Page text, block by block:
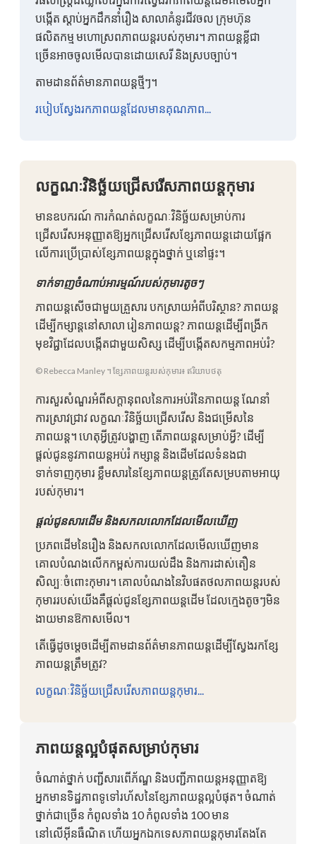
បង្កើត ស្តាប់អ្នកដឹកនាំរឿង សាលាគំនូរជីវចល ក្រុមហ៊ុន
ផលិតកម្ម មហោស្រពភាពយន្តរបស់កុមារ។ ភាពយន្តខ្លីជា
ច្រើនអាចចូលមើលបានដោយសេរី និងស្របច្បាប់។
តាមដានព័ត៌មានភាពយន្តថ្មីៗ។
របៀបស្វែងរកភាពយន្តដែលមានគុណភាព...
លក្ខណៈវិនិច្ឆ័យជ្រើសរើសភាពយន្តកុមារ
មានឧបករណ៍ ការកំណត់លក្ខណៈវិនិច្ឆ័យសម្រាប់ការ
ជ្រើសរើសអនុញ្ញាតឱ្យអ្នកជ្រើសរើសខ្សែភាពយន្តដោយផ្អែក
លើការប្រើប្រាស់ខ្សែភាពយន្តក្នុងថ្នាក់ ឬនៅផ្ទះ។
ទាក់ទាញចំណាប់អារម្មណ៍របស់កុមារតូចៗ
ភាពយន្តសើចជាមួយគ្រួសារ បកស្រាយអំពីបរិស្ថាន? ភាពយន្ត
ដើម្បីកម្សាន្តនៅសាលា រៀនភាពយន្ត? ភាពយន្តដើម្បីពង្រីក
មុខវិជ្ជាដែលបង្កើតជាមួយសិស្ស ដើម្បីបង្កើតសកម្មភាពអប់រំ?
© Rebecca Manley ។ ខ្សែភាពយន្តរបស់កុមារ៖ ឥរិយាបថតុ
ការសួរសំណួរអំពីសក្ដានុពលនៃការអប់រំនៃភាពយន្ត ណែនាំ
ការស្រាវជ្រាវ លក្ខណៈវិនិច្ឆ័យជ្រើសរើស និងជម្រើសនៃ
ភាពយន្ត។ ហេតុអ្វីត្រូវបង្ហាញ តើភាពយន្តសម្រាប់អ្វី? ដើម្បី
ផ្តល់ជូននូវភាពយន្តអប់រំ កម្សាន្ត និងដើមដែលទំនងជា
ទាក់ទាញកុមារ ខ្លឹមសារនៃខ្សែភាពយន្តត្រូវតែសម្របតាមអាយុ
របស់កុមារ។
ផ្តល់ជូនសារដើម និងសកលលោកដែលមើលឃើញ
ប្រភពដើមនៃរឿង និងសកលលោកដែលមើលឃើញមាន
គោលបំណងលើកកម្ពស់ការយល់ដឹង និងការដាស់តឿន
សិល្បៈចំពោះកុមារ។ គោលបំណងនៃវិបផតថលភាពយន្តរបស់
កុមាររបស់យើងគឺផ្តល់ជូនខ្សែភាពយន្តដើម ដែលក្មេងតូចៗមិន
ងាយមានឱកាសមើល។
តើធ្វើដូចម្តេចដើម្បីតាមដានព័ត៌មានភាពយន្តដើម្បីស្វែងរកខ្សែ
ភាពយន្តត្រឹមត្រូវ?
លក្ខណៈវិនិច្ឆ័យជ្រើសរើសភាពយន្តកុមារ...
ភាពយន្តល្អបំផុតសម្រាប់កុមារ
ចំណាត់ថ្នាក់ បញ្ជីសារពើភ័ណ្ឌ និងបញ្ជីភាពយន្តអនុញ្ញាតឱ្យ
អ្នកមានទិដ្ឋភាពទូទៅរហ័សនៃខ្សែភាពយន្តល្អបំផុត។ ចំណាត់
ថ្នាក់ជាច្រើន កំពូលទាំង 10 កំពូលទាំង 100 មាន
នៅលើអ៊ីនធឺណិត ហើយអ្នកឯកទេសភាពយន្តកុមារតែងតែ